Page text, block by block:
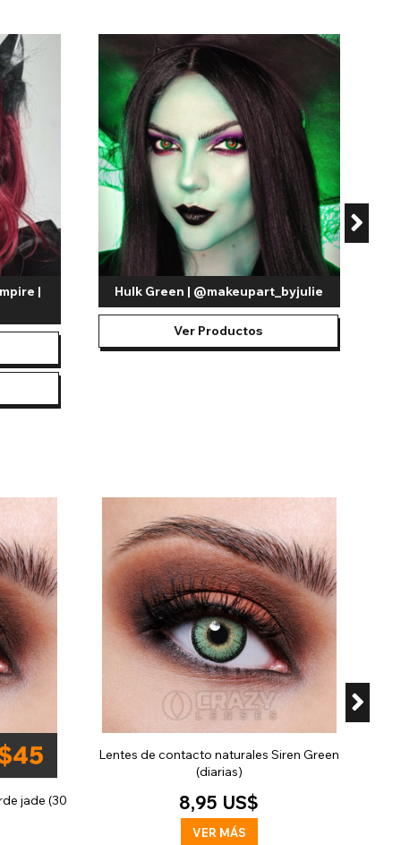
| Hulk Green | @makeupart_byjulie
Ver Productos
jade (30
Lentes de contacto naturales Siren Green
(diarias)
8,95 US$
VER MÁS